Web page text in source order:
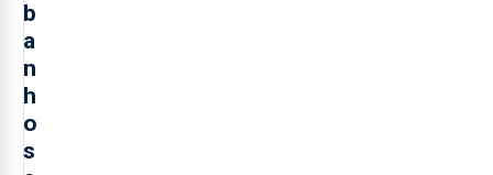
b
a
n
h
o
s